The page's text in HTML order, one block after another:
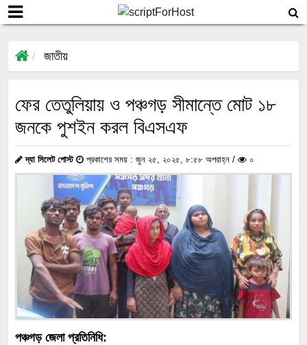
জাতীয়
ফের তেতুলিয়ায় ও পঞ্চগড় সীমান্তে মোট ১৮
জনকে পুশইন করল বিএসএফ
দ্যা সিলেট পোস্ট প্রকাশের সময় : জুন ২৫, ২০২৫, ৮:৫৮ অপরাহ্ন / ০
পঞ্চগড় জেলা প্রতিনিধি: